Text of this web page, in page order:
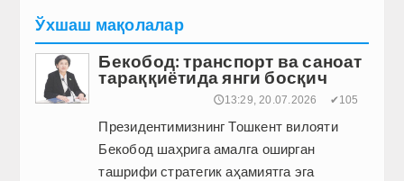
Ўхшаш мақолалар
Бекобод: транспорт ва саноат
тараққиётида янги босқич
🕔13:29, 20.07.2026 ✔105
Президентимизнинг Тошкент вилояти
Бекобод шаҳрига амалга оширган
ташрифи стратегик аҳамиятга эга